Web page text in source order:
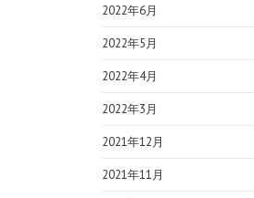
2022年6月
2022年5月
2022年4月
2022年3月
2021年12月
2021年11月